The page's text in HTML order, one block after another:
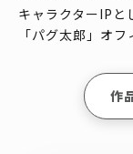
キャラクターIPと
「パグ太郎」オ
作